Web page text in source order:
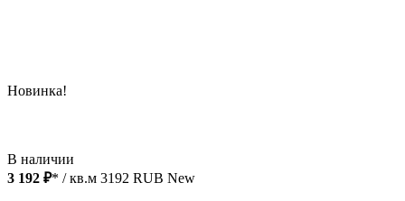
Новинка!
В наличии
3 192 ₽* / кв.м 3192 RUB New